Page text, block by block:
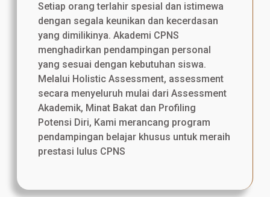
Setiap orang terlahir spesial dan istimewa
dengan segala keunikan dan kecerdasan
yang dimilikinya. Akademi CPNS
menghadirkan pendampingan personal
yang sesuai dengan kebutuhan siswa.
Melalui Holistic Assessment, assessment
secara menyeluruh mulai dari Assessment
Akademik, Minat Bakat dan Profiling
Potensi Diri, Kami merancang program
pendampingan belajar khusus untuk meraih
prestasi lulus CPNS